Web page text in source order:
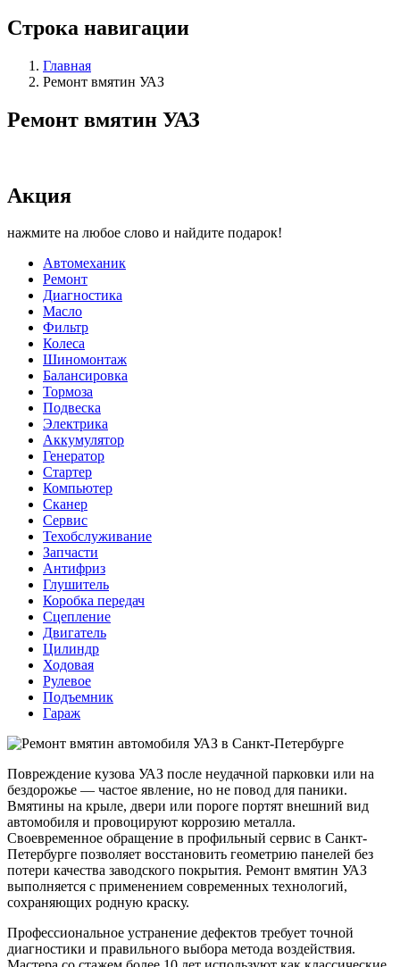
Строка навигации
Главная
Ремонт вмятин УАЗ
Ремонт вмятин УАЗ
Акция
нажмите на любое слово и найдите подарок!
Автомеханик
Ремонт
Диагностика
Масло
Фильтр
Колеса
Шиномонтаж
Балансировка
Тормоза
Подвеска
Электрика
Аккумулятор
Генератор
Стартер
Компьютер
Сканер
Сервис
Техобслуживание
Запчасти
Антифриз
Глушитель
Коробка передач
Сцепление
Двигатель
Цилиндр
Ходовая
Рулевое
Подъемник
Гараж
Повреждение кузова УАЗ после неудачной парковки или на
бездорожье — частое явление, но не повод для паники.
Вмятины на крыле, двери или пороге портят внешний вид
автомобиля и провоцируют коррозию металла.
Своевременное обращение в профильный сервис в Санкт-
Петербурге позволяет восстановить геометрию панелей без
потери качества заводского покрытия. Ремонт вмятин УАЗ
выполняется с применением современных технологий,
сохраняющих родную краску.
Профессиональное устранение дефектов требует точной
диагностики и правильного выбора метода воздействия.